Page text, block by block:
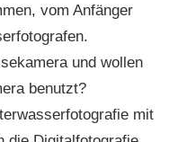
vom Anfänger
und wollen
benutzt?
mit